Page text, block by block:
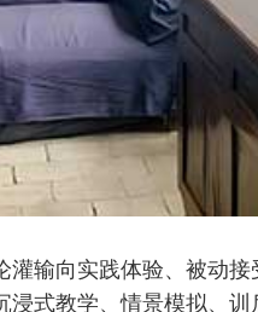
输向实践体验、被动
式教学、情景模拟、